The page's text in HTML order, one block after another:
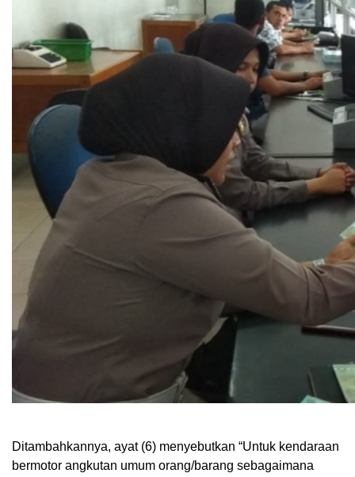
Ditambahkannya, ayat (6) menyebutkan “Untuk kendaraan
bermotor angkutan umum orang/barang sebagaimana